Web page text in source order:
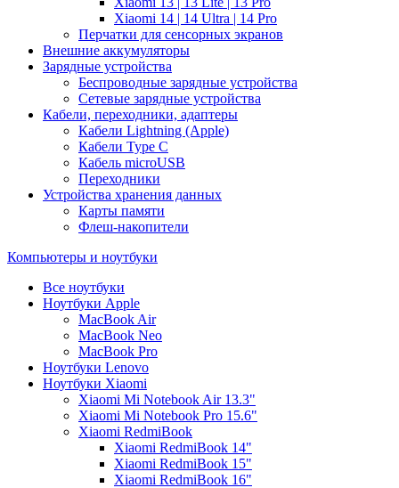
Xiaomi 14 | 14 Ultra | 14 Pro
Перчатки для сенсорных экранов
Внешние аккумуляторы
Зарядные устройства
Беспроводные зарядные устройства
Сетевые зарядные устройства
Кабели, переходники, адаптеры
Кабели Lightning (Apple)
Кабели Type C
Кабель microUSB
Переходники
Устройства хранения данных
Карты памяти
Флеш-накопители
Компьютеры и ноутбуки
Все ноутбуки
Ноутбуки Apple
MacBook Air
MacBook Neo
MacBook Pro
Ноутбуки Lenovo
Ноутбуки Xiaomi
Xiaomi Mi Notebook Air 13.3"
Xiaomi Mi Notebook Pro 15.6"
Xiaomi RedmiBook
Xiaomi RedmiBook 14"
Xiaomi RedmiBook 15"
Xiaomi RedmiBook 16"